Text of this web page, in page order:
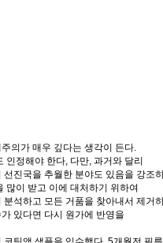
의가 매우 깊다는 생각이 든다.
정해야 한다, 다만, 과거와 달리
진국을 추월한 분야도 있음을 강조
많이 받고 이에 대처하기 위하여
분석하고 모든 거품을 찾아내서 제거
있다면 다시 원가에 반영을